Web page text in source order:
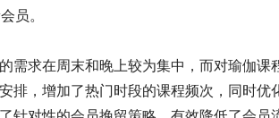
员。
需求在周末和晚上较为集中，而对瑜伽课
排，增加了热门时段的课程频次，同时优